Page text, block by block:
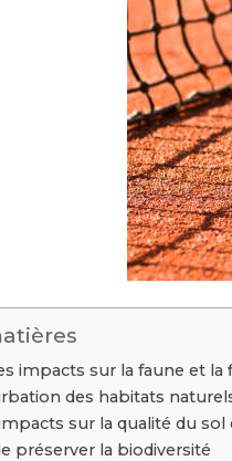
impacts sur la faune et la
des habitats
sur la qualité du sol
préserver la biodiversité